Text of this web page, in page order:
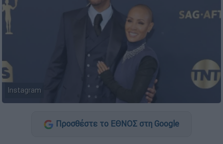
Instagram
Προσθέστε το ΕΘΝΟΣ στη Google